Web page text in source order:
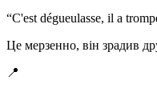
“C'est dégueulasse, il a
Це мерзенно, він зрадив
📍